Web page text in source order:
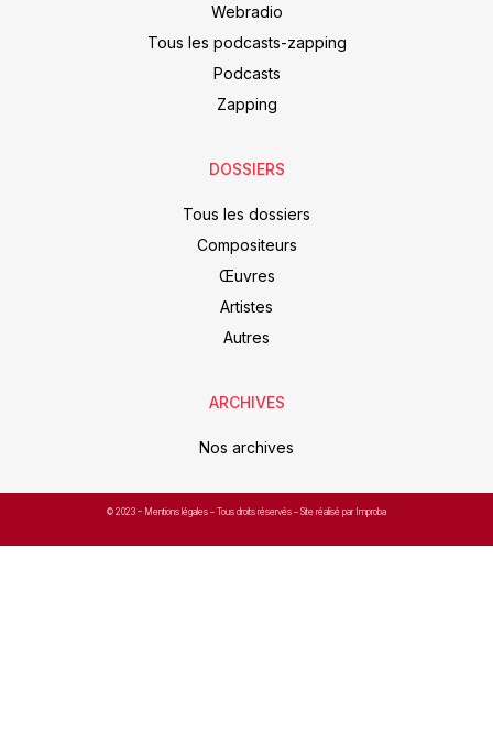
Webradio
Tous les podcasts-zapping
Podcasts
Zapping
DOSSIERS
Tous les dossiers
Compositeurs
Œuvres
Artistes
Autres
ARCHIVES
Nos archives
© 2023 – Mentions légales – Tous droits réservés – Site réalisé par Improba